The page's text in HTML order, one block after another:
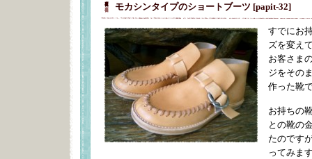
モカシンタイプのショートブーツ [papit-32]
すでにお
ズを変え
お客さま
ジをその
作った靴
お持ちの
との靴の
たのです
ってみま